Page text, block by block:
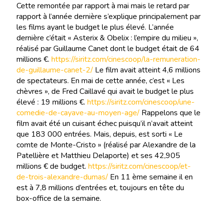
Cette remontée par rapport à mai mais le retard par
rapport à l’année dernière s’explique principalement par
les films ayant le budget le plus élevé. L’année
dernière c’était « Asterix & Obelix : l’empire du milieu »,
réalisé par Guillaume Canet dont le budget était de 64
millions €. https://siritz.com/cinescoop/la-remuneration-
de-guillaume-canet-2/Le film avait atteint 4,6 millions
de spectateurs. En mai de cette année, c’est « Les
chèvres », de Fred Caillavé qui avait le budget le plus
élevé : 19 millions €. https://siritz.com/cinescoop/une-
comedie-de-cayave-au-moyen-age/Rappelons que le
film avait été un cuisant échec puisqu’il n’avait atteint
que 183 000 entrées. Mais, depuis, est sorti « Le
comte de Monte-Cristo » (réalisé par Alexandre de la
Patellière et Matthieu Delaporte) et ses 42,905
millions € de budget. https://siritz.com/cinescoop/et-
de-trois-alexandre-dumas/En 11 ème semaine il en
est à 7,8 millions d’entrées et, toujours en tête du
box-office de la semaine.